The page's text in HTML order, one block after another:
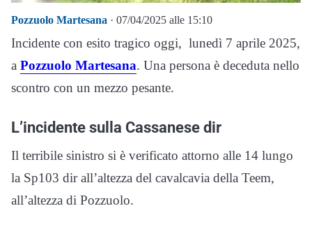
Pozzuolo Martesana · 07/04/2025 alle 15:10
Incidente con esito tragico oggi, lunedì 7 aprile 2025,
a Pozzuolo Martesana. Una persona è deceduta nello
scontro con un mezzo pesante.
L’incidente sulla Cassanese dir
Il terribile sinistro si è verificato attorno alle 14 lungo
la Sp103 dir all’altezza del cavalcavia della Teem,
all’altezza di Pozzuolo.